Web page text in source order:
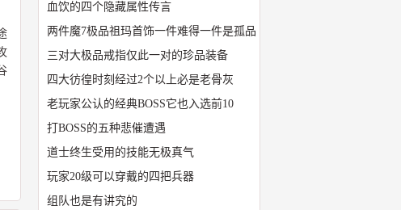
血饮的四个隐藏属性传言
两件魔7极品祖玛首饰一件难得一件是孤品
三对大极品戒指仅此一对的珍品装备
四大彷徨时刻经过2个以上必是老骨灰
老玩家公认的经典BOSS它也入选前10
打BOSS的五种悲催遭遇
道士终生受用的技能无极真气
玩家20级可以穿戴的四把兵器
组队也是有讲究的